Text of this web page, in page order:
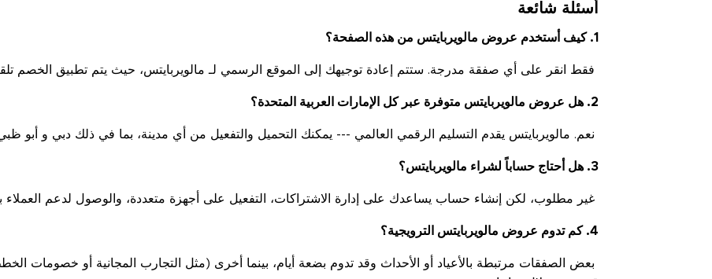
أسئلة شائعة
1. كيف أستخدم عروض مالويربايتس من هذه الصفحة؟
فقط انقر على أي صفقة مدرجة. ستتم إعادة توجيهك إلى الموقع الرسمي لـ مالويربايتس، حيث يتم تطبيق الخصم
2. هل عروض مالويربايتس متوفرة عبر كل الإمارات العربية المتحدة؟
نعم. مالويربايتس يقدم التسليم الرقمي العالمي --- يمكنك التحميل والتفعيل من أي مدينة، بما في ذلك دبي و أبو
3. هل أحتاج حساباً لشراء مالويربايتس؟
غير مطلوب، لكن إنشاء حساب يساعدك على إدارة الاشتراكات، التفعيل على أجهزة متعددة، والوصول لدعم العملاء
4. كم تدوم عروض مالويربايتس الترويجية؟
بعض الصفقات مرتبطة بالأعياد أو الأحداث وقد تدوم بضعة أيام، بينما أخرى (مثل التجارب المجانية أو خصومات